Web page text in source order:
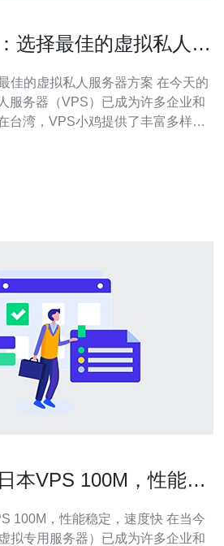
选择最佳的虚拟私人服
虚拟私人服务器方案 在今天的
服务器（VPS）已成为许多企业和
台湾，VPS小鸡提供了丰富多样的
本VPS 100M，性能稳
，性能稳定，速度快 在当今
拟专用服务器）已成为许多企业和